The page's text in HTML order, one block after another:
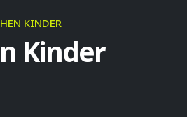
KINDER
Kinder